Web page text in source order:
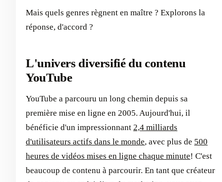
Mais quels genres règnent en maître ? Explorons la
réponse, d'accord ?
L'univers diversifié du contenu
YouTube
YouTube a parcouru un long chemin depuis sa
première mise en ligne en 2005. Aujourd'hui, il
bénéficie d'un impressionnant 2,4 milliards
d'utilisateurs actifs dans le monde, avec plus de 500
heures de vidéos mises en ligne chaque minute! C'est
beaucoup de contenu à parcourir. En tant que créateur